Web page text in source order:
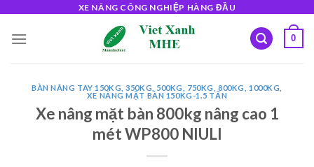
content
XE NÂNG CÔNG NGHIỆP HÀNG ĐẦU
0
BÀN NÂNG TAY 150KG, 350KG, 500KG, 750KG, 800KG, 1000KG
XE NÂNG MẶT BÀN 150KG-1.5 TẤN
Xe nâng mặt bàn 800kg nâng cao 1
mét WP800 NIULI